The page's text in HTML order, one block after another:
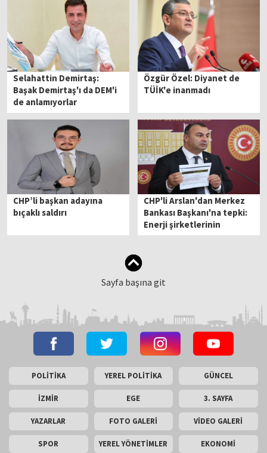
Selahattin Demirtaş:
Başak Demirtaş'ı da DEM'i
de anlamıyorlar
Özgür Özel: Diyanet de
TÜİK'e inanmadı
CHP’li başkan adayına
bıçaklı saldırı
CHP'li Arslan'dan Merkez
Bankası Başkanı'na tepki:
Enerji şirketlerinin
sözcüsü gibi!
Sayfa başına git
POLİTİKA YEREL POLİTİKA GÜNCEL
İZMİR EGE 3. SAYFA
YAZARLAR FOTO GALERİ VİDEO GALERİ
SPOR YEREL YÖNETİMLER EKONOMİ